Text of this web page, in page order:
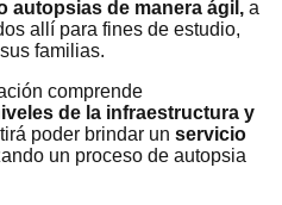
autopsias de manera ágil, a
allí para fines de estudio,
familias.
comprende
de la infraestructura y
poder brindar un servicio
un proceso de autopsia